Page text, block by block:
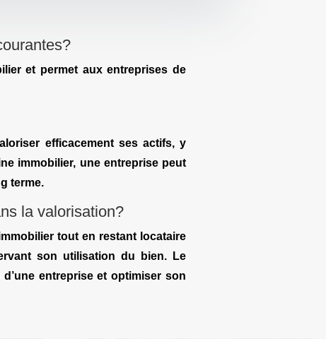
et permet aux entreprises de
efficacement ses actifs, y
immobilier, une entreprise peut
terme.
la valorisation?
tout en restant locataire
son utilisation du bien. Le
entreprise et optimiser son